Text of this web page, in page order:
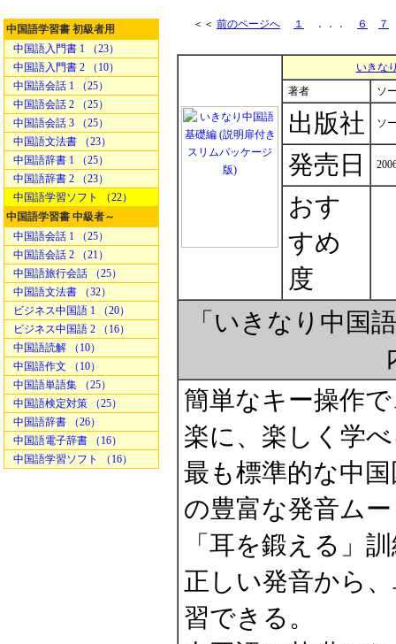
中国語学習書 初級者用
中国語入門書 1 （23）
中国語入門書 2 （10）
中国語会話 1 （25）
中国語会話 2 （25）
中国語会話 3 （25）
中国語文法書 （23）
中国語辞書 1 （25）
中国語辞書 2 （23）
中国語学習ソフト （22）
中国語学習書 中級者～
中国語会話 1 （25）
中国語会話 2 （21）
中国語旅行会話 （25）
中国語文法書 （32）
ビジネス中国語 1 （20）
ビジネス中国語 2 （16）
中国語読解 （10）
中国語作文 （10）
中国語単語集 （25）
中国語検定対策 （25）
中国語辞書 （26）
中国語電子辞書 （16）
中国語学習ソフト （16）
＜＜ 前のページへ １ ．．． ６ ７
いきな
著者
ソ
出版社 ソ
発売日
おす
すめ
度
「いきなり中国
簡単なキー操作
楽に、楽しく学
最も標準的な中
の豊富な発音ム
「耳を鍛える」
正しい発音から
習できる。